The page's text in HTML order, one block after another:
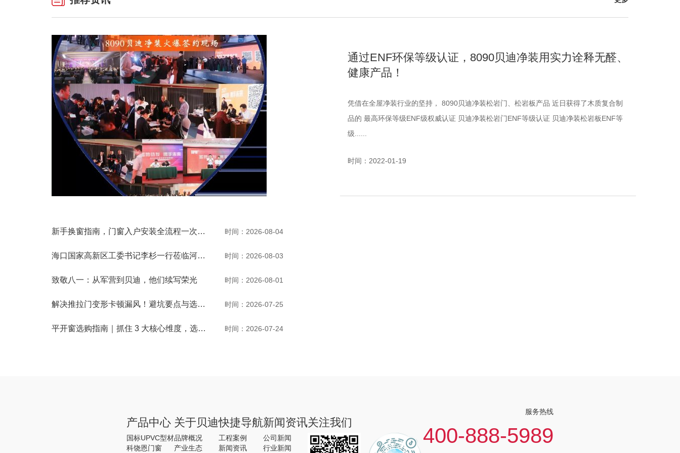
通过ENF环保等级认证，8090贝迪净装用实力诠释无醛、
健康产品！
凭借在全屋净装行业的坚持， 8090贝迪净装松岩门、松岩板产品 近日获得了木质复合制
品的 最高环保等级ENF级权威认证 贝迪净装松岩门ENF等级认证 贝迪净装松岩板ENF等
级......
时间：2022-01-19
新手换窗指南，门窗入户安装全流程一次性讲清 时间：2026-08-04
海口国家高新区工委书记李杉一行莅临河南贝迪考察交流 时间：2026-08-03
致敬八一：从军营到贝迪，他们续写荣光 时间：2026-08-01
解决推拉门变形卡顿漏风！避坑要点与选购秘诀 时间：2026-07-25
平开窗选购指南｜抓住 3 大核心维度，选窗不踩坑 时间：2026-07-24
产品中心
国标UPVC型材
科饶恩门窗
关于贝迪
品牌概况
产业生态
快捷导航
工程案例
新闻资讯
新闻资讯
公司新闻
行业新闻
关注我们
服务热线
400-888-5989